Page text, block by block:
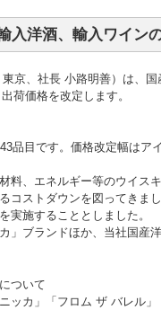
入洋酒、輸入ワイン
京、社長 小路明善）は、
荷価格を改定します。
品目です。価格改定幅はア
料、エネルギー等のウイス
コストダウンを図ってきま
実施することとしました。
」ブランドほか、当社国産
ついて
カ」「フロム ザ バレル」